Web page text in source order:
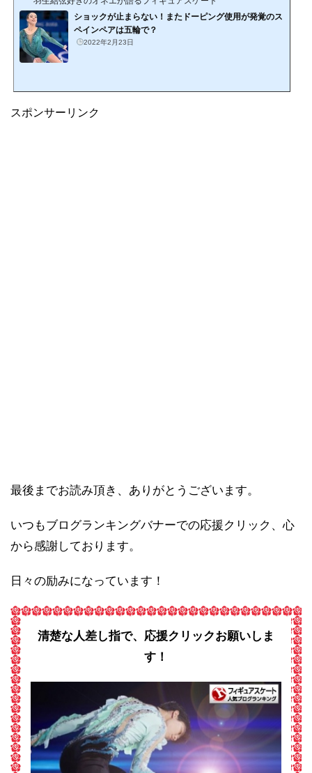
ショックが止まらない！またドーピング使用が発覚のス
ペインペアは五輪で？
2022年2月23日
スポンサーリンク
最後までお読み頂き、ありがとうございます。
いつもブログランキングバナーでの応援クリック、心
から感謝しております。
日々の励みになっています！
清楚な人差し指で、応援クリックお願いしま
す！